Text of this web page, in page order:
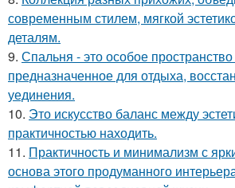
современным стилем, мягкой
деталям.
9. Спальня - это особое
предназначенное для отдыха,
уединения.
10. Это искусство баланс между
практичностью находить.
11. Практичность и минимализм с
основа этого продуманного